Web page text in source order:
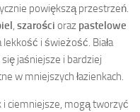
powiększą przestrzeń.
, szarości oraz pastelowe
i świeżość. Biała
jaśniejsze i bardziej
w mniejszych łazienkach.
i ciemniejsze, mogą tworzyć